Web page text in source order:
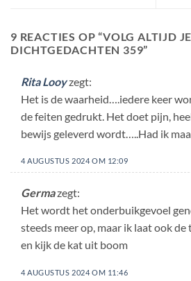
9 REACTIES OP “VOLG ALTIJD
DICHTGEDACHTEN 359”
Rita Looyzegt:
Het is de waarheid….iedere keer
de feiten gedrukt. Het doet pijn,
bewijs geleverd wordt…..Had ik
4 AUGUSTUS 2024 OM 12:09
Germazegt:
Het wordt het onderbuikgevoel
steeds meer op, maar ik laat ook
en kijk de kat uit boom
4 AUGUSTUS 2024 OM 11:46